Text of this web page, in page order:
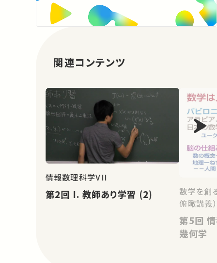
関連コンテンツ
情報数理科学VII
第2回 I. 教師あり学習 (2)
数学を創
俯瞰講義）
第5回 情報の仕組み：驚き、確率、
幾何学